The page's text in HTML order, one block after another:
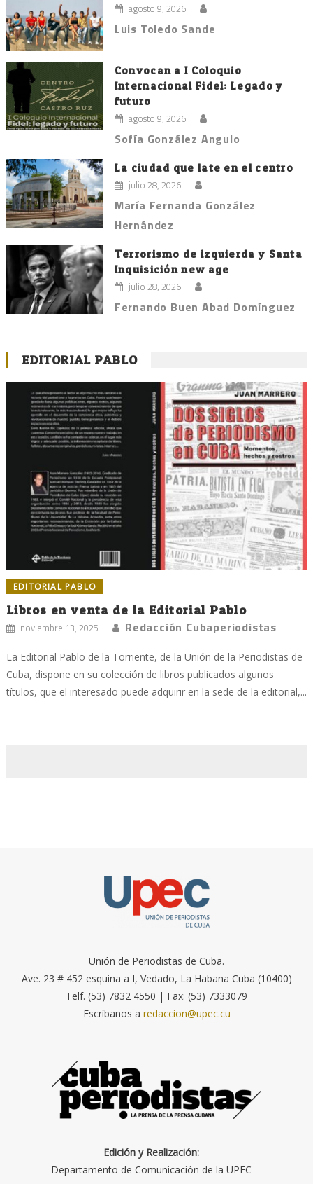
agosto 9, 2026
Luis Toledo Sande
Convocan a I Coloquio
Internacional Fidel: Legado y
futuro
agosto 9, 2026
Sofía González Angulo
La ciudad que late en el centro
julio 28, 2026
María Fernanda González
Hernández
Terrorismo de izquierda y Santa
Inquisición new age
julio 28, 2026
Fernando Buen Abad Domínguez
EDITORIAL PABLO
EDITORIAL PABLO
Libros en venta de la Editorial Pablo
noviembre 13, 2025 Redacción Cubaperiodistas
La Editorial Pablo de la Torriente, de la Unión de la Periodistas de
Cuba, dispone en su colección de libros publicados algunos
títulos, que el interesado puede adquirir en la sede de la editorial,...
Unión de Periodistas de Cuba.
Ave. 23 # 452 esquina a I, Vedado, La Habana Cuba (10400)
Telf. (53) 7832 4550 | Fax: (53) 7333079
Escríbanos a redaccion@upec.cu
Edición y Realización:
Departamento de Comunicación de la UPEC